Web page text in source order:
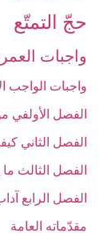
حجّ التمتّع‏
واجبات
واجبات الواجب
الفصل الأول‏في
الفصل الثاني‏
الفصل الثالث
الفصل الرابع
مقدّماته العامة